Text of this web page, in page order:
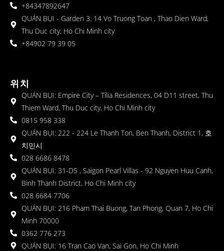
+84347892647
QUÁN BỤI - Garden 3: 14 Vo Truong Toan , Thao Dien Ward,
Thu Duc city, Ho Chi Minh city
+84902 79 39 05
위치
QUÁN BỤI: Empire City – Tilia Residences, 04 D11 street, Thu
Thiem Ward, Thu Duc city, Ho Chi Minh city
0815 958 338
QUÁN BỤI: 222 - 224 Le Thanh Ton, Ben Thanh, District 1, 호
치민시
028 6686 8478
QUÁN BỤI: 31-D5 , Saigon Pearl Villas - 92 Nguyen Huu Canh,
Binh Thanh District, Ho Chi Minh city
028 6684 7706
QUÁN BỤI: 216 Pham Thai Buong, Tan Phong, Quan 7, Ho Chi
Minh 70000
0362 776 273
QUÁN BỤI: 16 Tran Cao Van, Sai Gon, Ho Chi Minh